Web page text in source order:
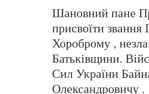
Шановний пане
присвоїти
Хороброму ,
Батьківщини.
Сил України
Олександровичу .